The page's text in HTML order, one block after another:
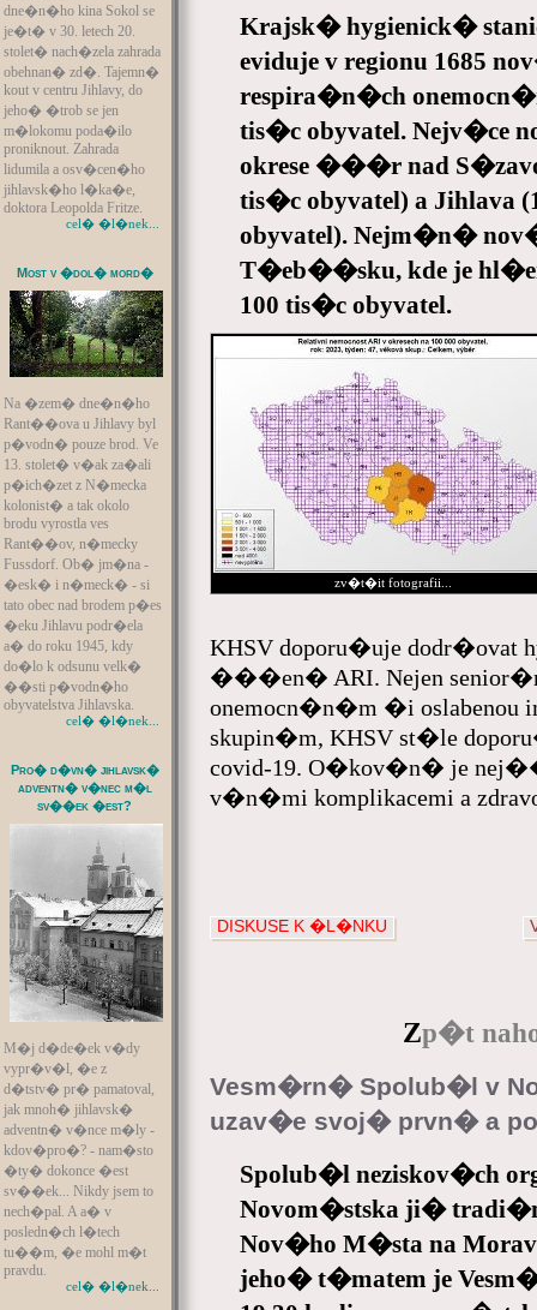
dne�n�ho kina Sokol se
je�t� v 30. letech 20.
stolet� nach�zela zahrada
obehnan� zd�. Tajemn�
kout v centru Jihlavy, do
jeho� �trob se jen
m�lokomu poda�ilo
proniknout. Zahrada
lidumila a osv�cen�ho
jihlavsk�ho l�ka�e,
doktora Leopolda Fritze.
cel� �l�nek...
Most v �dol� mord�
Na �zem� dne�n�ho
Rant��ova u Jihlavy byl
p�vodn� pouze brod. Ve
13. stolet� v�ak za�ali
p�ich�zet z N�mecka
kolonist� a tak okolo
brodu vyrostla ves
Rant��ov, n�mecky
Fussdorf. Ob� jm�na -
�esk� i n�meck� - si
tato obec nad brodem p�es
�eku Jihlavu podr�ela
a� do roku 1945, kdy
do�lo k odsunu velk�
��sti p�vodn�ho
obyvatelstva Jihlavska.
cel� �l�nek...
Pro� d�vn� jihlavsk�
adventn� v�nec m�l
sv��ek �est?
M�j d�de�ek v�dy
vypr�v�l, �e z
d�tstv� pr� pamatoval,
jak mnoh� jihlavsk�
adventn� v�nce m�ly -
kdov�pro�? - nam�sto
�ty� dokonce �est
sv��ek... Nikdy jsem to
nech�pal. A a� v
posledn�ch l�tech
tu��m, �e mohl m�t
pravdu.
cel� �l�nek...
Krajsk� hygienick�
eviduje v regionu 1685
respira�n�ch
tis�c obyvatel. Nejv�ce
okrese ���r nad
tis�c obyvatel) a
obyvatel). Nejm�n�
T�eb��sku, kde je
100 tis�c obyvatel.
zv�t�it fotografii...
KHSV doporu�uje dodr�ovat
���en� ARI. Nejen
onemocn�n�m �i oslabenou
skupin�m, KHSV st�le
covid-19. O�kov�n� je
v�n�mi komplikacemi a
DISKUSE K �L�NKU
Zp�t
Vesm�rn� Spolub�l v
uzav�e svoj� prvn� a
Spolub�l neziskov�ch
Novom�stska ji�
Nov�ho M�sta na
jeho� t�matem je